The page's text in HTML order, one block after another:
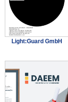
Light:Guard GmbH